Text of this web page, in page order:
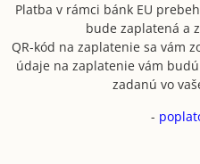
Platba v rámci bánk EU
bude zaplatená a
QR-kód na zaplatenie sa vám
údaje na zaplatenie vám
zadanú vo
-